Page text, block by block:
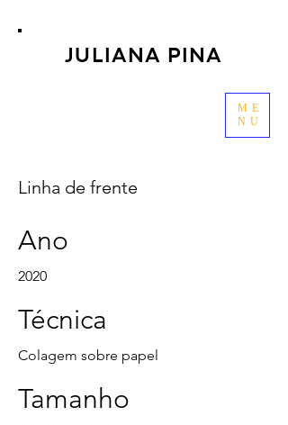
JULIANA PINA
ME
NU
Linha de frente
Ano
2020
Técnica
Colagem sobre papel
Tamanho